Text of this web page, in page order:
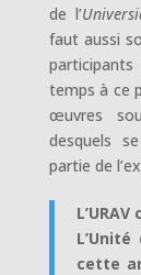
de l’
faut aussi
temps à ce
œuvres
desquels
partie de
cette